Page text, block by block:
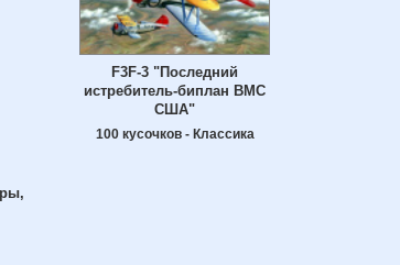
F3F-3 "Последний
истребитель-биплан ВМС
США"
100 кусочков - Классика